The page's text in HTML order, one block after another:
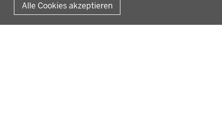
Alle Cookies akzeptieren